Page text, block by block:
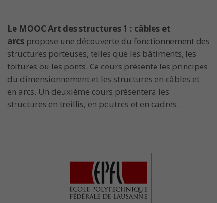
Le MOOC Art des structures 1 : câbles et
arcs propose une découverte du fonctionnement des
structures porteuses, telles que les bâtiments, les
toitures ou les ponts. Ce cours présente les principes
du dimensionnement et les structures en câbles et
en arcs. Un deuxième cours présentera les
structures en treillis, en poutres et en cadres.